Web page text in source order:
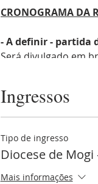
CRONOGRAMA DA
- A definir - partida
Será divulgado em
Seguiremos essa
- Até esta idade, se
- Se for em
PARA MAIORES
(11) 99489-5990 -
Ingressos
Tipo de ingresso
Diocese de Mogi
Mais informações